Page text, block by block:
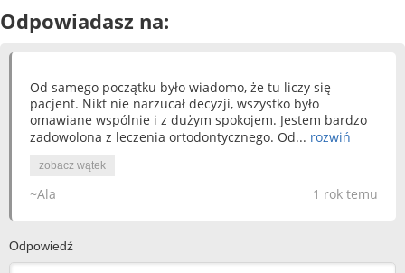
Odpowiadasz na:
Od samego początku było wiadomo, że tu liczy się
pacjent. Nikt nie narzucał decyzji, wszystko było
omawiane wspólnie i z dużym spokojem. Jestem bardzo
zadowolona z leczenia ortodontycznego. Od... rozwiń
zobacz wątek
1 rok temu
~Ala
Odpowiedź